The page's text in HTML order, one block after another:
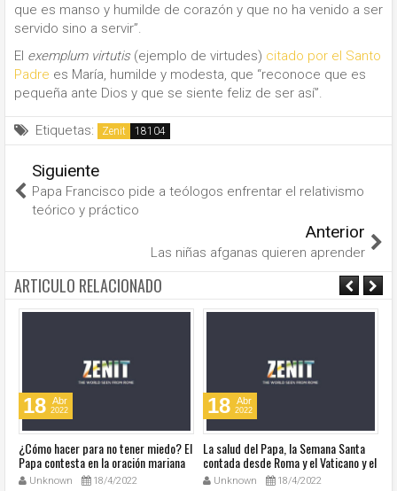
que es manso y humilde de corazón y que no ha venido a ser
servido sino a servir”.
El exemplum virtutis(ejemplo de virtudes) citado por el Santo
Padre es María, humilde y modesta, que “reconoce que es
pequeña ante Dios y que se siente feliz de ser así”.
Etiquetas: Zenit
Siguiente
Papa Francisco pide a teólogos enfrentar el relativismo
teórico y práctico
Anterior
Las niñas afganas quieren aprender
ARTICULO RELACIONADO
18 Abr
2022
¿Cómo hacer para no tener miedo? El
Papa contesta en la oración mariana
de este lunes en la Plaza de San
Unknown 18/4/2022
18 Abr
2022
La salud del Papa, la Semana Santa
contada desde Roma y el Vaticano y el
resumen de noticias en audio
Unknown 18/4/2022